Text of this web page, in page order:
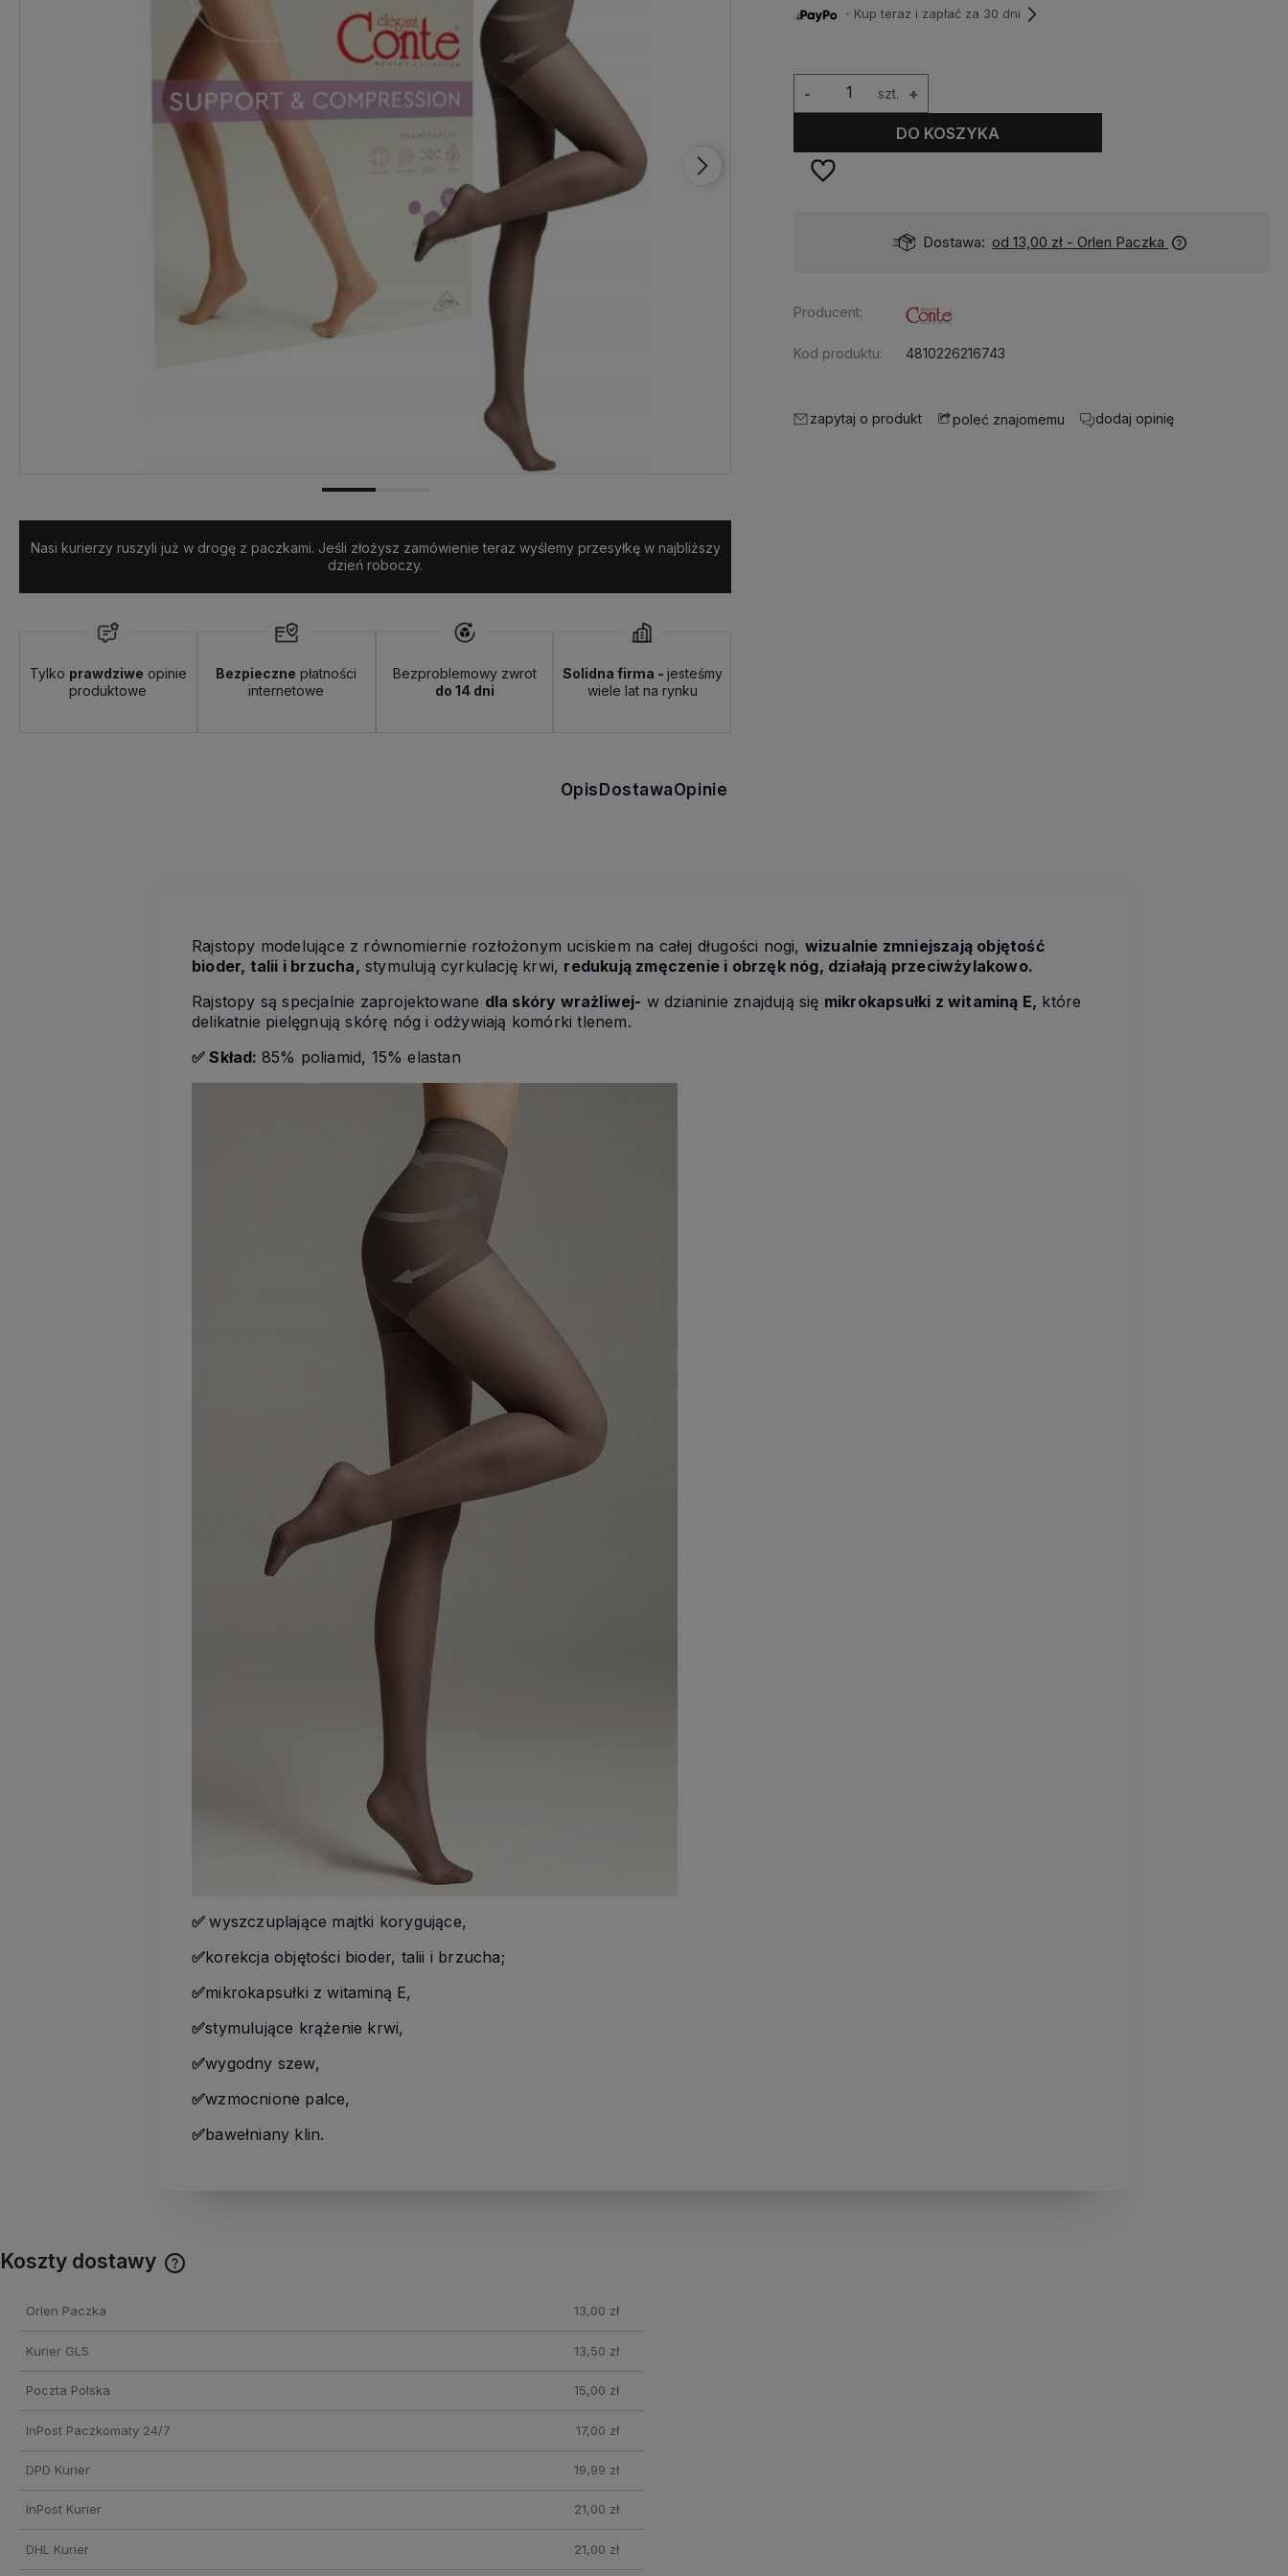
Nasi kurierzy ruszyli już w drogę z paczkami. Jeśli złożysz zamówienie teraz wyślemy przesyłkę w najbliższy
dzień roboczy.
Tylko prawdziwe opinie
produktowe
Bezpieczne płatności
internetowe
Bezproblemowy zwrot
do 14 dni
Solidna firma - jesteśmy
wiele lat na rynku
・Kup teraz i zapłać za 30 dni
szt. +
-
DO KOSZYKA
Dostawa: od 13,00 zł Dostępność: na wyczerpaniu
Producent:
Kod produktu: 4810226216743
zapytaj o produkt poleć znajomemu dodaj opinię
Opis DostawaOpinie
Rajstopy modelujące z równomiernie rozłożonym uciskiem na całej długości nogi, wizualnie zmniejszają objętość
bioder, talii i brzucha, stymulują cyrkulację krwi, redukują zmęczenie i obrzęk nóg, działają przeciwżylakowo.
Rajstopy są specjalnie zaprojektowane dla skóry wrażliwej- w dzianinie znajdują się mikrokapsułki z witaminą E, które
delikatnie pielęgnują skórę nóg i odżywiają komórki tlenem.
✅ Skład: 85% poliamid, 15% elastan
✅wyszczuplające majtki korygujące,
✅korekcja objętości bioder, talii i brzucha;
✅mikrokapsułki z witaminą E,
✅stymulujące krążenie krwi,
✅wygodny szew,
✅wzmocnione palce,
✅bawełniany klin.
Koszty dostawy
Orlen Paczka 13,00 zł
Kurier GLS 13,50 zł
Poczta Polska 15,00 zł
InPost Paczkomaty 24/7 17,00 zł
DPD Kurier 19,99 zł
InPost Kurier 21,00 zł
DHL Kurier 21,00 zł